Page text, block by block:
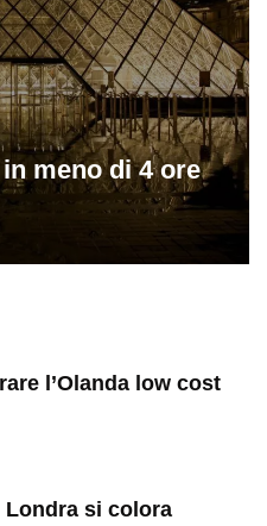
meno di 4 ore
l’Olanda low cost
Londra si colora